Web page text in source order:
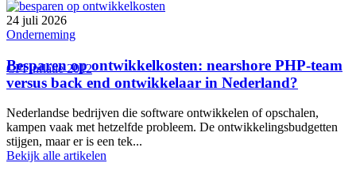
CPI inflatie 2012
24 juli 2026
Onderneming
Besparen op ontwikkelkosten: nearshore PHP-team
versus back end ontwikkelaar in Nederland?
Nederlandse bedrijven die software ontwikkelen of opschalen,
kampen vaak met hetzelfde probleem. De ontwikkelingsbudgetten
stijgen, maar er is een tek...
Bekijk alle artikelen